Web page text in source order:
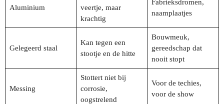
Aluminium
veertje, maar
krachtig
Fabrieksdromen,
naamplaatjes
Gelegeerd staal
Kan tegen een
stootje en de hitte
Bouwmeuk,
gereedschap dat
nooit stopt
Messing
Stottert niet bij
corrosie,
oogstrelend
Voor de techies,
voor de show